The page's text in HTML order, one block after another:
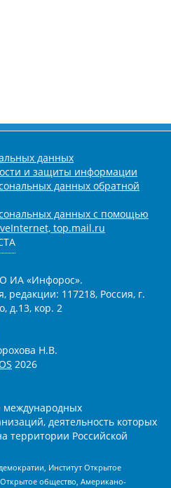
данных
и защиты информации
данных обратной
данных с помощью
top.mail.ru
ИА «Инфорос».
редакции: 117218, Россия, г.
д.13, кор. 2
Н.В.
2026
деятельность которых
территории Российской
Институт Открытое
общество, Американо-